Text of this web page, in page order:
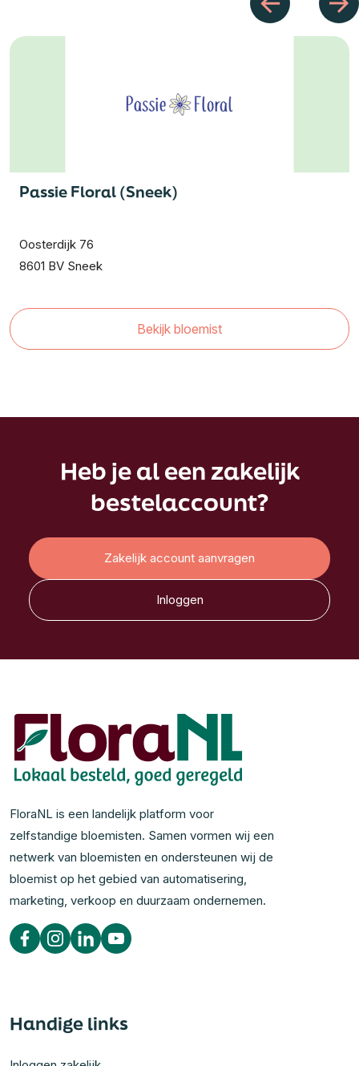
Passie Floral (Sneek)
Oosterdijk 76
8601 BV Sneek
Bekijk bloemist
Heb je al een zakelijk
bestelaccount?
Zakelijk account aanvragen
Inloggen
FloraNL is een landelijk platform voor
zelfstandige bloemisten. Samen vormen wij een
netwerk van bloemisten en ondersteunen wij de
bloemist op het gebied van automatisering,
marketing, verkoop en duurzaam ondernemen.
Handige links